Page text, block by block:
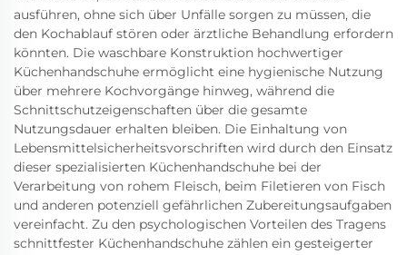
ausführen, ohne sich über Unfälle sorgen zu müssen, die
den Kochablauf stören oder ärztliche Behandlung erfordern
könnten. Die waschbare Konstruktion hochwertiger
Küchenhandschuhe ermöglicht eine hygienische Nutzung
über mehrere Kochvorgänge hinweg, während die
Schnittschutzeigenschaften über die gesamte
Nutzungsdauer erhalten bleiben. Die Einhaltung von
Lebensmittelsicherheitsvorschriften wird durch den Einsatz
dieser spezialisierten Küchenhandschuhe bei der
Verarbeitung von rohem Fleisch, beim Filetieren von Fisch
und anderen potenziell gefährlichen Zubereitungsaufgaben
vereinfacht. Zu den psychologischen Vorteilen des Tragens
schnittfester Küchenhandschuhe zählen ein gesteigerter